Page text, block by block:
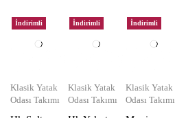
İndirimli
Klasik Yatak
Odası Takımı
İndirimli
Klasik Yatak
Odası Takımı
İndirimli
Klasik Yatak
Odası Takımı